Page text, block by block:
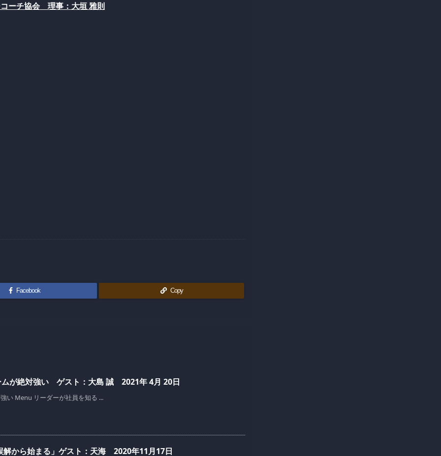
ーチ協会 理事：大垣 雅則
Facebook Copy
ムが絶対強い ゲスト：大島 誠 2021年 4月 20日
い Menu リーダーが社員を知る ...
解から始まる」ゲスト：天海 2020年11月17日